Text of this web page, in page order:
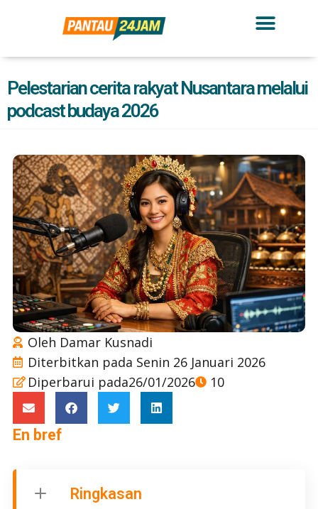
Pelestarian cerita rakyat Nusantara melalui
podcast budaya 2026
Oleh Damar Kusnadi
Diterbitkan pada Senin 26 Januari 2026
Diperbarui pada26/01/2026
10
En bref
Ringkasan